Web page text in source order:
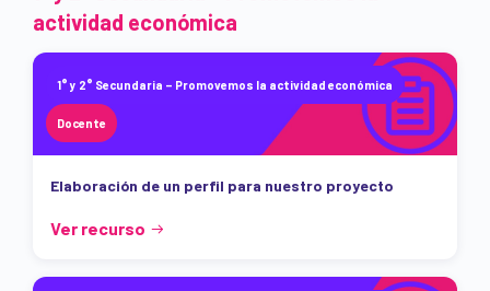
actividad económica
1° y 2° Secundaria – Promovemos la actividad económica
Docente
Elaboración de un perfil para nuestro proyecto
Ver recurso